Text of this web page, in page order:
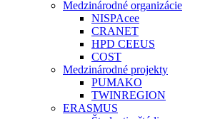
Medzinárodné organizácie
NISPAcee
CRANET
HPD CEEUS
COST
Medzinárodné projekty
PUMAKO
TWINREGION
ERASMUS